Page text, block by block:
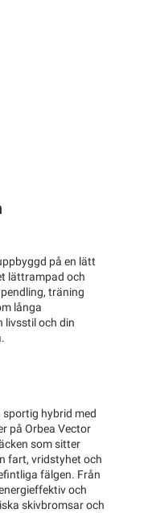
på en lätt
lättrampad och
träning
långa
livsstil och din
hybrid med
på Orbea Vector
som sitter
fart, vridstyhet och
fälgen. Från
och
skivbromsar och